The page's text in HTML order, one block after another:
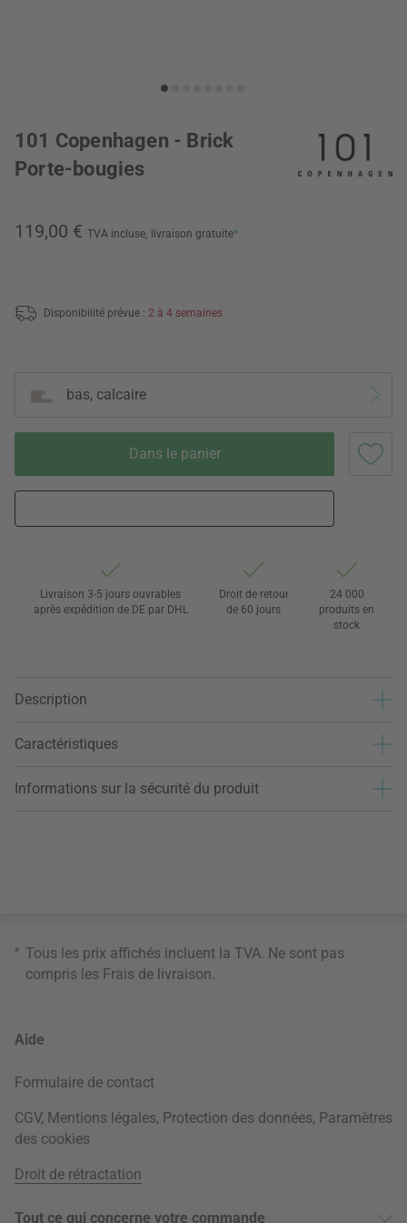
101 Copenhagen - Brick
Porte-bougies
119,00 € TVA incluse, livraison gratuite*
Disponibilité prévue : 2 à 4 semaines
bas, calcaire
Dans le panier
Livraison 3-5 jours ouvrables
après expédition de DE par DHL
Droit de retour
de 60 jours
24 000
produits en
stock
Description
Caractéristiques
Informations sur la sécurité du produit
* Tous les prix affichés incluent la TVA. Ne sont pas
compris les Frais de livraison
Aide
Formulaire de contact
CGV, Mentions légales, Protection des données, Paramètres
des cookies
Droit de rétractation
Tout ce qui concerne votre commande